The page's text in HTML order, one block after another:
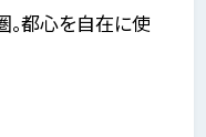
。都心を自在に使